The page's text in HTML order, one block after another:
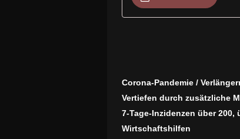
Corona-Pandemie /
Vertiefen durch zusätzliche
7-Tage-Inzidenzen über
Wirtschaftshilfen